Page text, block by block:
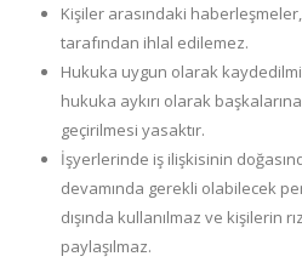
Kişiler arasındaki
tarafından ihlal edilemez.
Hukuka uygun olarak
hukuka aykırı olarak
geçirilmesi yasaktır.
İşyerlerinde iş ilişkisinin
devamında gerekli olabilecek
dışında kullanılmaz ve kişilerin
paylaşılmaz.